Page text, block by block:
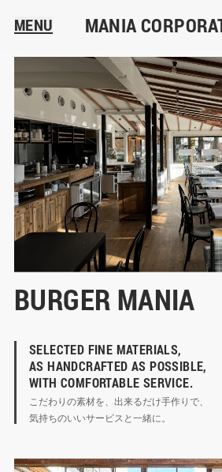
MENU MANIA
BURGER MANIA
SELECTED FINE MATERIALS,
AS HANDCRAFTED AS POSSIBLE,
WITH COMFORTABLE SERVICE.
こだわりの素材を、出来るだけ手作りで、
気持ちのいいサービスと一緒に。